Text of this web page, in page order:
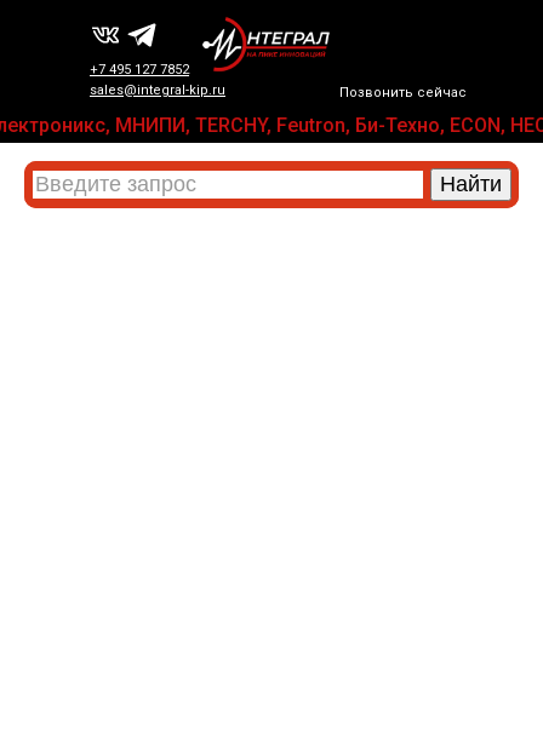
Позвонить сейчас
+7 495 127 7852
sales@integral-kip.ru
МНИПИ, TERCHY, Feutron, Би-Техно, ECON,